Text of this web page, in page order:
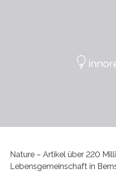
Nature – Artikel über 220
Lebensgemeinschaft in